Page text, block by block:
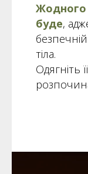
Жодного
буде,
тіла.
Одягніть